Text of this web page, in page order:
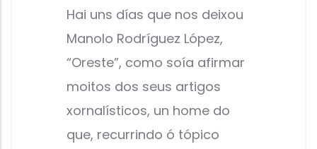
Hai uns días que nos deixou
Manolo Rodríguez López,
“Oreste”, como soía afirmar
moitos dos seus artigos
xornalísticos, un home do
que, recurrindo ó tópico